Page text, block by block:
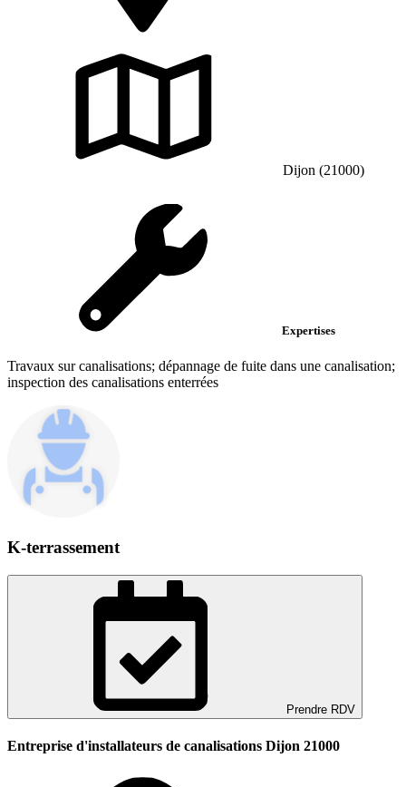
Dijon (21000)
Expertises
Travaux sur canalisations; dépannage de fuite dans une canalisation;
inspection des canalisations enterrées
K-terrassement
Prendre RDV
Entreprise d'installateurs de canalisations Dijon 21000